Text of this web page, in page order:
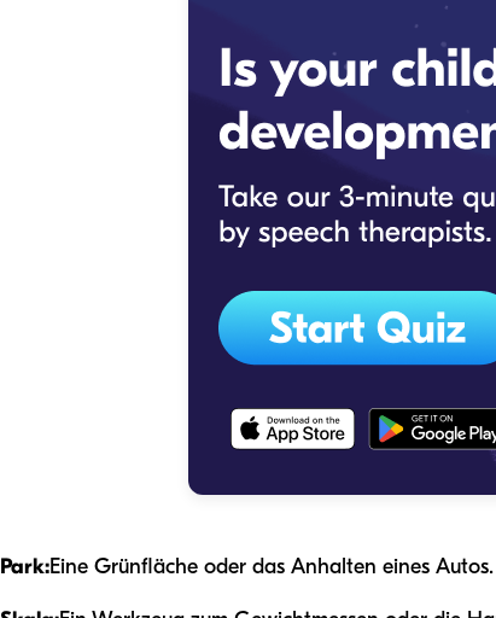
Park:Eine Grünfläche oder das Anhalten eines Autos.